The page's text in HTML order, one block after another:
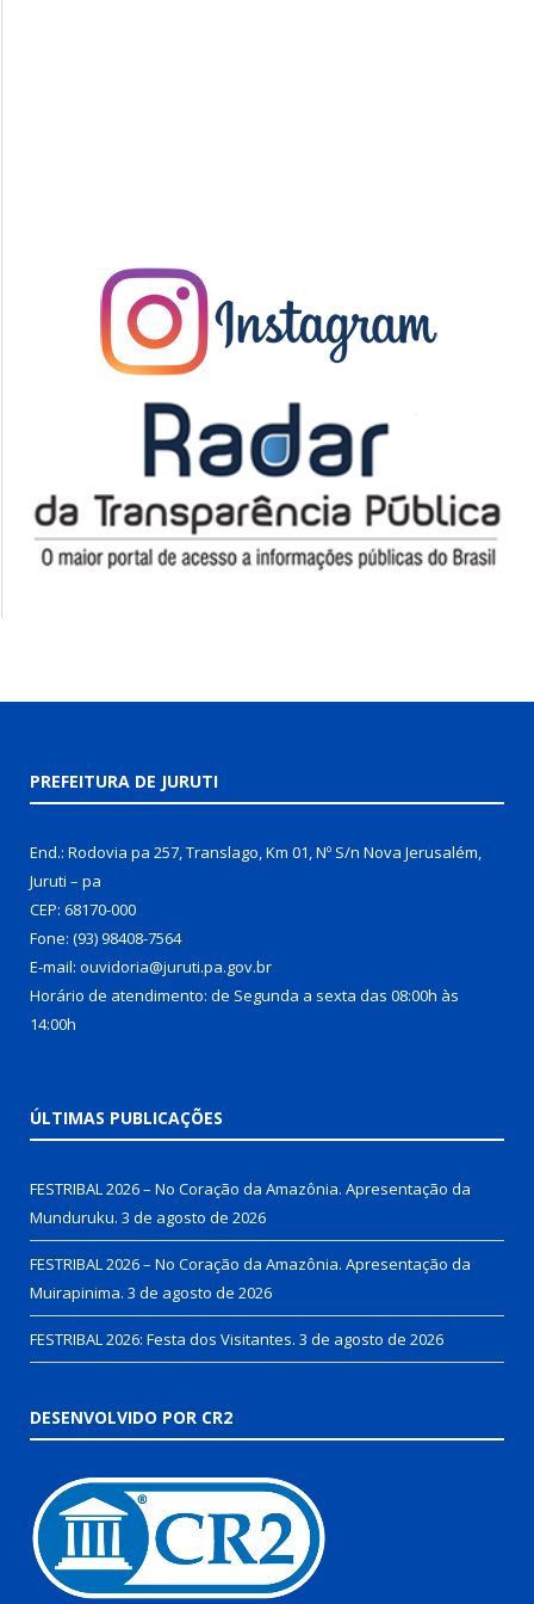
PREFEITURA DE JURUTI
End.: Rodovia pa 257, Translago, Km 01, Nº S/n Nova Jerusalém,
Juruti – pa
CEP: 68170-000
Fone: (93) 98408-7564
E-mail: ouvidoria@juruti.pa.gov.br
Horário de atendimento: de Segunda a sexta das 08:00h às
14:00h
ÚLTIMAS PUBLICAÇÕES
FESTRIBAL 2026 – No Coração da Amazônia. Apresentação da
Munduruku. 3 de agosto de 2026
FESTRIBAL 2026 – No Coração da Amazônia. Apresentação da
Muirapinima. 3 de agosto de 2026
FESTRIBAL 2026: Festa dos Visitantes. 3 de agosto de 2026
DESENVOLVIDO POR CR2